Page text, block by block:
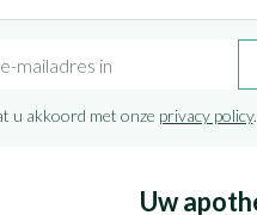
u akkoord met onze privacy policy.
Uw